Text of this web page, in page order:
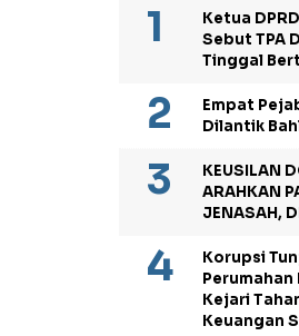
Ketua
Sebut TPA
Tinggal
Empat
Dilantik
KEUSILAN
ARAHKAN
JENASAH,
Korupsi
Perumahan
Kejari
Keuangan